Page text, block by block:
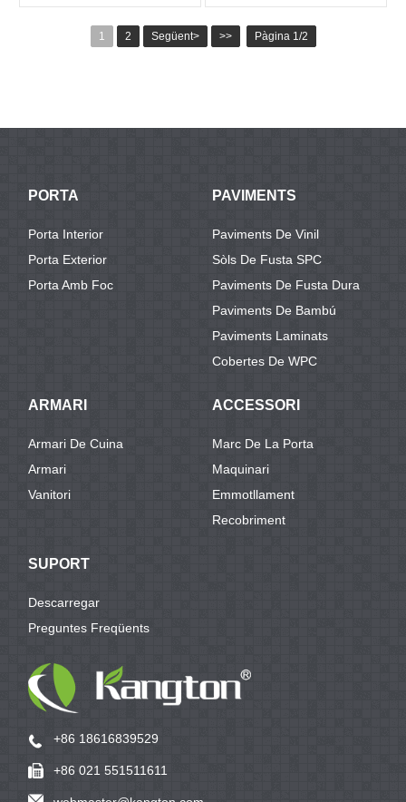
1 2 Següent> >> Pàgina 1/2
PORTA
Porta Interior
Porta Exterior
Porta Amb Foc
PAVIMENTS
Paviments De Vinil
Sòls De Fusta SPC
Paviments De Fusta Dura
Paviments De Bambú
Paviments Laminats
Cobertes De WPC
ARMARI
Armari De Cuina
Armari
Vanitori
ACCESSORI
Marc De La Porta
Maquinari
Emmotllament
Recobriment
SUPORT
Descarregar
Preguntes Freqüents
+86 18616839529
+86 021 551511611